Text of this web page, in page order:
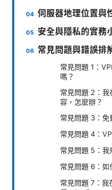
伺服器地理位置與
安全與隱私的實務
常見問題與錯誤排
常見問題 1：
嗎？
常見問題 2：我
容，怎麼辦？
常見問題 3：免
常見問題 4：
常見問題 5：我
常見問題 6：如
常見問題 7：我